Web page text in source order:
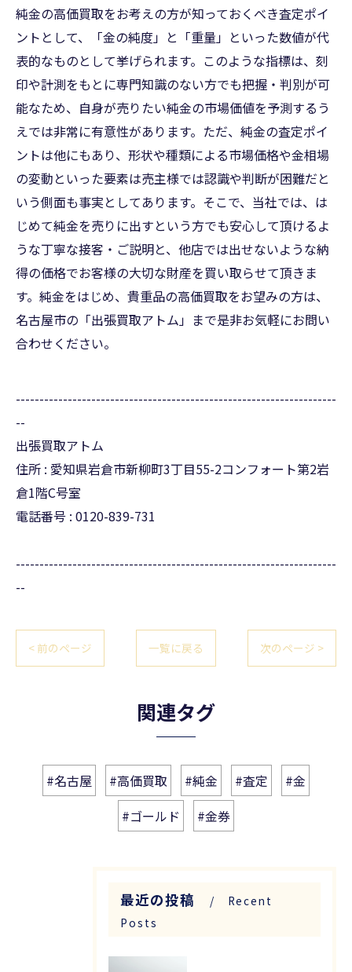
純金の高価買取をお考えの方が知っておくべき査定ポイ
ントとして、「金の純度」と「重量」といった数値が代
表的なものとして挙げられます。このような指標は、刻
印や計測をもとに専門知識のない方でも把握・判別が可
能なため、自身が売りたい純金の市場価値を予測するう
えでは非常に有意性があります。ただ、純金の査定ポイ
ントは他にもあり、形状や種類による市場価格や金相場
の変動といった要素は売主様では認識や判断が困難だと
いう側面も事実としてあります。そこで、当社では、は
じめて純金を売りに出すという方でも安心して頂けるよ
うな丁寧な接客・ご説明と、他店では出せないような納
得の価格でお客様の大切な財産を買い取らせて頂きま
す。純金をはじめ、貴重品の高価買取をお望みの方は、
名古屋市の「出張買取アトム」まで是非お気軽にお問い
合わせください。
--------------------------------------------------------------------
--
出張買取アトム
住所 : 愛知県岩倉市新柳町3丁目55-2コンフォート第2岩
倉1階C号室
電話番号 : 0120-839-731
--------------------------------------------------------------------
--
< 前のページ 一覧に戻る 次のページ >
関連タグ
#名古屋 #高価買取 #純金 #査定
#金
#ゴールド
#金券
最近の投稿
Recent
Posts